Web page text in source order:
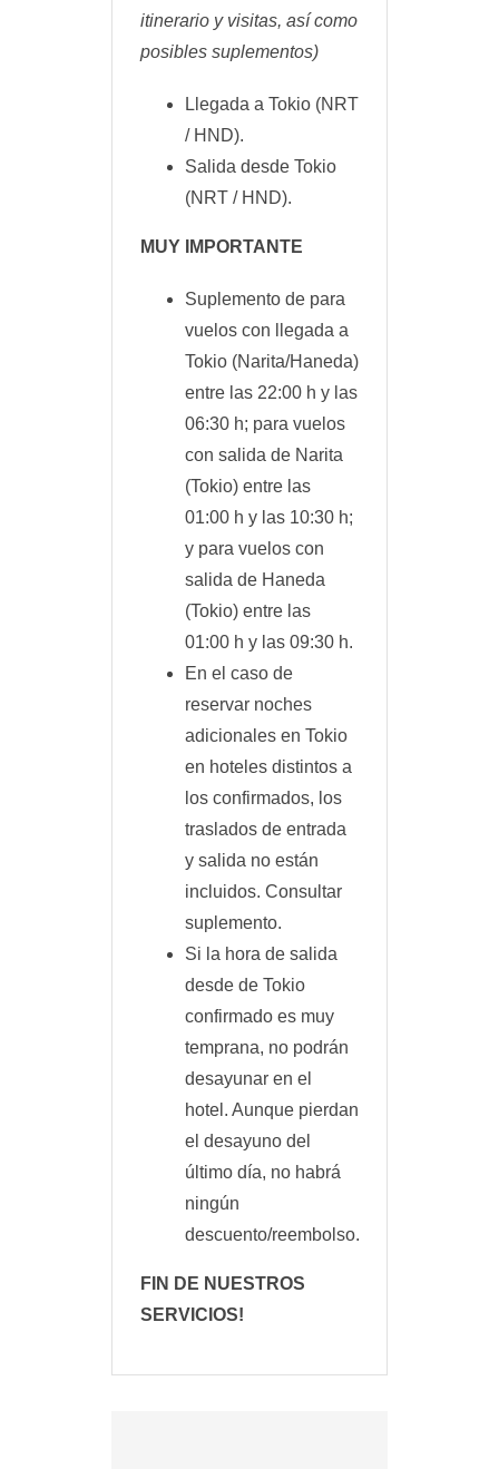
itinerario y visitas, así como
posibles suplementos)
Llegada a Tokio (NRT
/ HND).
Salida desde Tokio
(NRT / HND).
MUY IMPORTANTE
Suplemento de para
vuelos con llegada a
Tokio (Narita/Haneda)
entre las 22:00 h y las
06:30 h; para vuelos
con salida de Narita
(Tokio) entre las
01:00 h y las 10:30 h;
y para vuelos con
salida de Haneda
(Tokio) entre las
01:00 h y las 09:30 h.
En el caso de
reservar noches
adicionales en Tokio
en hoteles distintos a
los confirmados, los
traslados de entrada
y salida no están
incluidos. Consultar
suplemento.
Si la hora de salida
desde de Tokio
confirmado es muy
temprana, no podrán
desayunar en el
hotel. Aunque pierdan
el desayuno del
último día, no habrá
ningún
descuento/reembolso.
FIN DE NUESTROS
SERVICIOS!